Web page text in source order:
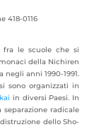
418-0116
fra le scuole che si
della Nichiren
anni 1990-1991.
sono organizzati in
in diversi Paesi. In
radicale
dello Sho-